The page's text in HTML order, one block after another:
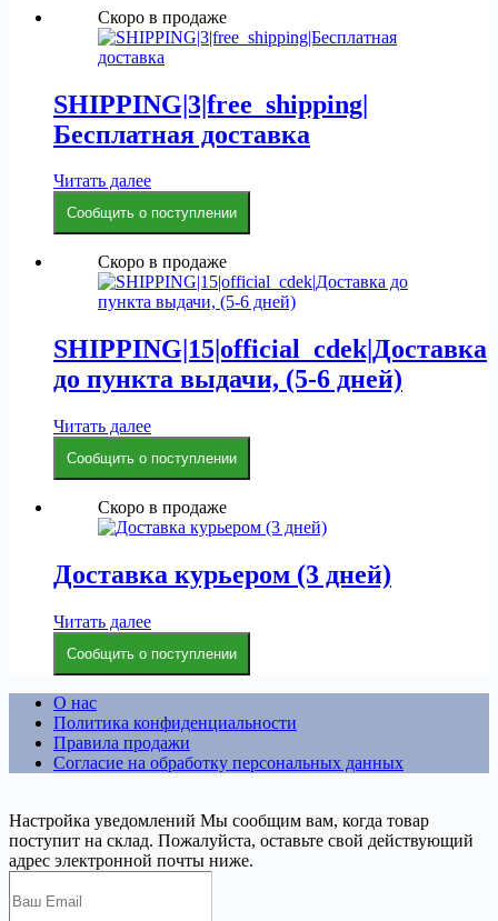
Скоро в продаже
SHIPPING|3|free_shipping|
Бесплатная доставка
Читать далее
Сообщить о поступлении
Скоро в продаже
SHIPPING|15|official_cdek|Доставка
до пункта выдачи, (5-6 дней)
Читать далее
Сообщить о поступлении
Скоро в продаже
Доставка курьером (3 дней)
Читать далее
Сообщить о поступлении
О нас
Политика конфиденциальности
Правила продажи
Согласие на обработку персональных данных
Настройка уведомлений Мы сообщим вам, когда товар
поступит на склад. Пожалуйста, оставьте свой действующий
адрес электронной почты ниже.